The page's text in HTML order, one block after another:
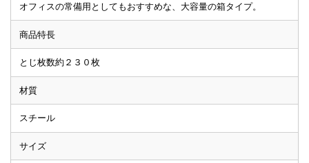
オフィスの常備用としてもおすすめな、大容量の箱タイプ。
商品特長
とじ枚数約２３０枚
材質
スチール
サイズ